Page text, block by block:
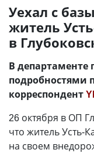
Уехал с
житель
в
В
подробностями
корреспондент
26 октября в ОП
что житель Усть-
на своем